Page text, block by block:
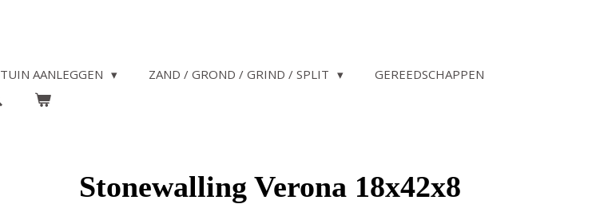
TUIN AANLEGGEN ZAND / GROND / GRIND / SPLIT
GEREEDSCHAPPEN
Stonewalling Verona 18x42x8